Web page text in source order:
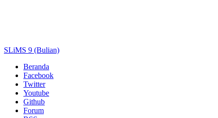
SLiMS 9 (Bulian)
Beranda
Facebook
Twitter
Youtube
Github
Forum